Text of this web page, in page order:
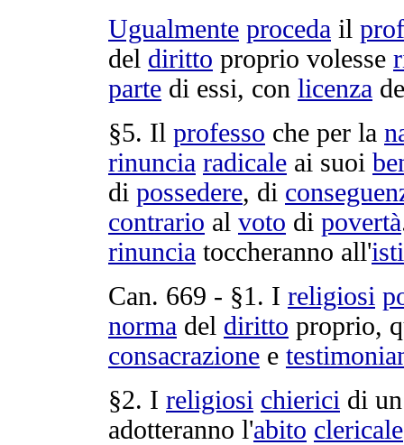
Ugualmente proceda il
del diritto proprio volesse
parte di essi, con licenza
§5. Il professo che per la
rinuncia radicale ai suoi
di possedere, di
contrario al voto di povertà
rinuncia toccheranno all'
Can. 669 - §1. I religiosi
norma del diritto proprio,
consacrazione e
§2. I religiosi chierici di
adotteranno l'abito clericale